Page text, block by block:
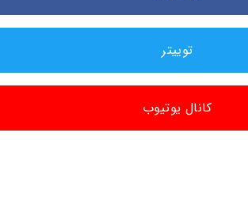
توییتر
کانال یوتیوب